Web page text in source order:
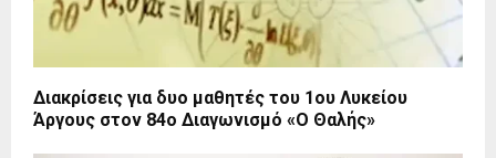
Διακρίσεις για δυο μαθητές του 1ου Λυκείου
Άργους στον 84ο Διαγωνισμό «Ο Θαλής»